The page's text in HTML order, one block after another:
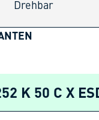
Drehbar
K 50 C X